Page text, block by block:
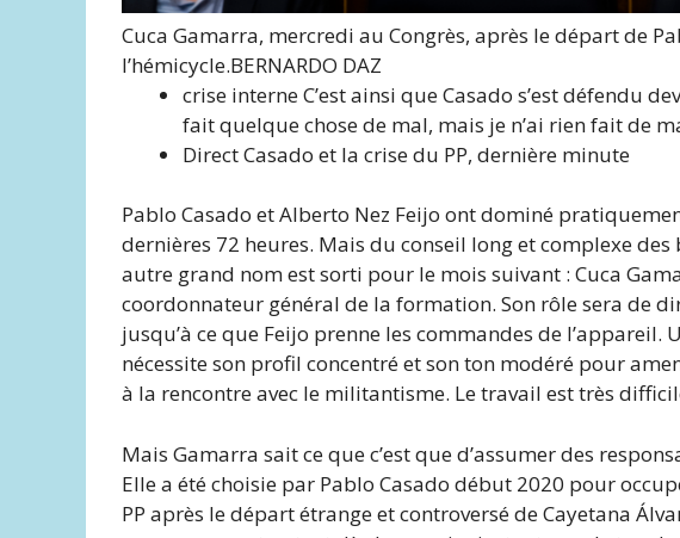
Cuca Gamarra, mercredi au Congrès, après le départ de
l’hémicycle.BERNARDO DAZ
crise interneC’est ainsi que Casado s’est défendu
fait quelque chose de mal, mais je n’ai rien fait de
DirectCasado et la crise du PP, dernière minute
Pablo Casado et Alberto Nez Feijo ont dominé
dernières 72 heures. Mais du conseil long et complexe
autre grand nom est sorti pour le mois suivant : Cuca
coordonnateur général de la formation. Son rôle sera de
jusqu’à ce que Feijo prenne les commandes de
nécessite son profil concentré et son ton modéré pour
à la rencontre avec le militantisme. Le travail est très
Mais Gamarra sait ce que c’est que d’assumer des
Elle a été choisie par Pablo Casado début 2020 pour
PP après le départ étrange et controversé de Cayetana